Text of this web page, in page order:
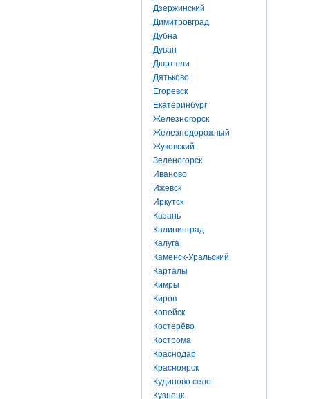
Дзержинский
Димитровград
Дубна
Дуван
Дюртюли
Дятьково
Егоревск
Екатеринбург
Железногорск
Железнодорожный
Жуковский
Зеленогорск
Иваново
Ижевск
Иркутск
Казань
Калининград
Калуга
Каменск-Уральский
Карталы
Кимры
Киров
Копейск
Костерёво
Кострома
Краснодар
Красноярск
Кудиново село
Кузнецк